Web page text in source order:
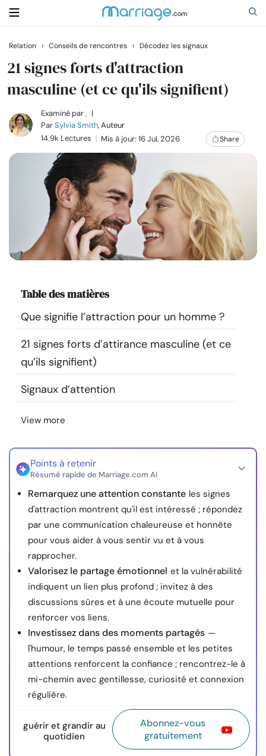
Rechercher
Se marier
Relations
Famille
Cours
Communauté
Trouver un thérapeute
© Copyright 2026. Tous droits réservés.
Relation › Conseils de rencontres › Décodez les signaux
21 signes forts d'attraction
masculine (et ce qu'ils signifient)
Examiné par, |
ParSylvia Smith, Auteur
14.9k Lectures
Mis à jour: 16 Jul, 2026 Share
Table des matières
Que signifie l’attraction pour un homme ?
21 signes forts d’attirance masculine (et ce
qu’ils signifient)
Signaux d’attention
View more
Points à retenir
Résumé rapide de Marriage.com AI
Remarquez une attention constante les signes
d'attraction montrent qu'il est intéressé ; répondez
par une communication chaleureuse et honnête
pour vous aider à vous sentir vu et à vous
rapprocher.
Valorisez le partage émotionnel et la vulnérabilité
indiquent un lien plus profond ; invitez à des
discussions sûres et à une écoute mutuelle pour
renforcer vos liens.
Investissez dans des moments partagés —
l'humour, le temps passé ensemble et les petites
attentions renforcent la confiance ; rencontrez-le à
mi-chemin avec gentillesse, curiosité et connexion
régulière.
guérir et grandir au
quotidien
Abonnez-vous
gratuitement